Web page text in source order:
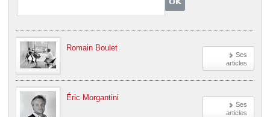
Ses
articles
Romain Boulet
Ses
articles
Éric Morgantini